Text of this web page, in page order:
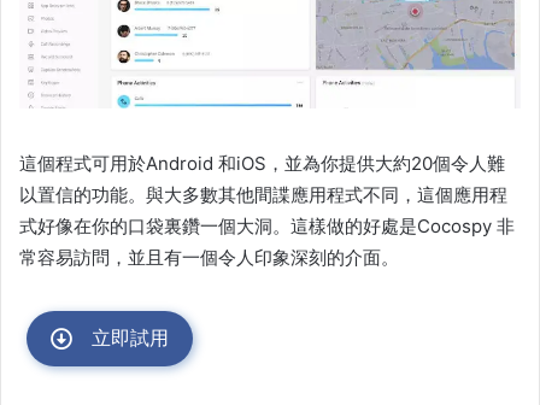
這個程式可用於Android 和iOS，並為你提供大約20個令人難
以置信的功能。與大多數其他間諜應用程式不同，這個應用程
式好像在你的口袋裏鑽一個大洞。這樣做的好處是Cocospy 非
常容易訪問，並且有一個令人印象深刻的介面。
立即試用